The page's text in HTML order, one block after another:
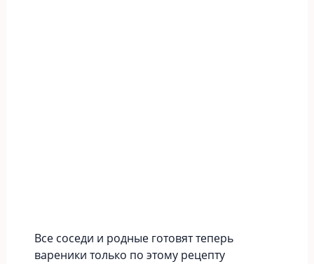
Все соседи и родные готовят теперь
вареники только по этому рецепту